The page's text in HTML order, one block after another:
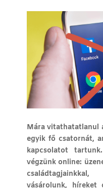
Mára vitathatatlanul
egyik fő csatornát,
kapcsolatot
végzünk online:
vásárolunk, híreket